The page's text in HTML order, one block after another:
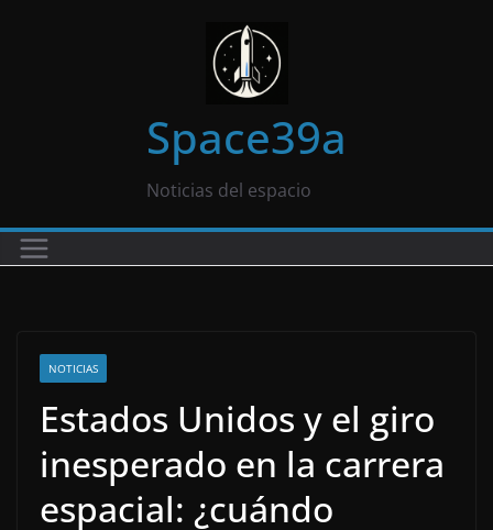
Space39a
Noticias del espacio
NOTICIAS
Estados Unidos y el giro
inesperado en la carrera
espacial: ¿cuándo